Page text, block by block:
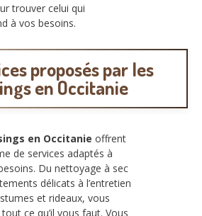
trouver celui qui
à vos besoins.
proposés par les
en Occitanie
en Occitanie offrent
de services adaptés à
Du nettoyage à sec
délicats à l’entretien
et rideaux, vous
ce qu’il vous faut. Vous